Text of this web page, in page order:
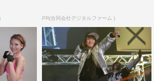
PR(合同会社デジタルファーム )